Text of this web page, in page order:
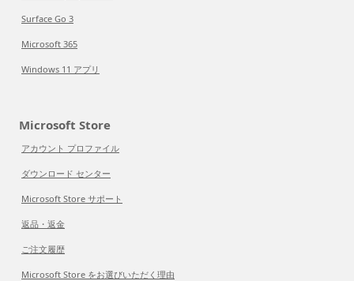
Surface Go 3
Microsoft 365
Windows 11 アプリ
Microsoft Store
アカウント プロファイル
ダウンロード センター
Microsoft Store サポート
返品・返金
ご注文履歴
Microsoft Store をお選びいただく理由